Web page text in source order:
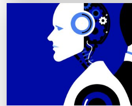
Демократия на
регионе не работают
Евросоюза по